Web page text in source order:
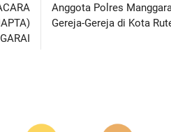
Anggota Polres
Gereja-Gereja di Kota